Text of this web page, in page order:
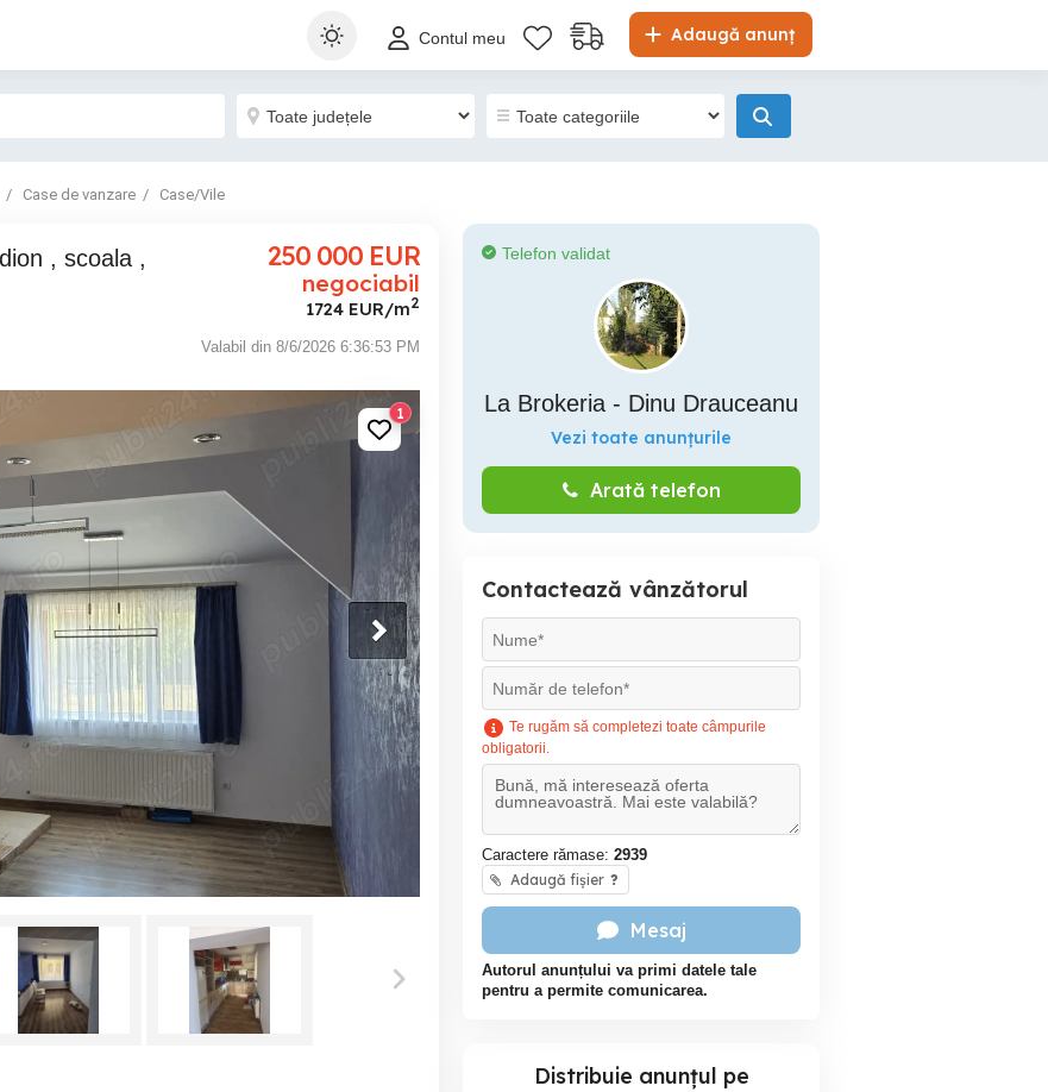
Adaugă anunț
Contul meu
Case de vanzare Case/Vile
250 000 EUR
negociabil
1724 EUR/m2
Valabil din 8/6/2026 6:36:53 PM
1
Telefon validat
La Brokeria - Dinu Drauceanu
Vezi toate anunțurile
Arată telefon
Contactează vânzătorul
Te rugăm să completezi toate câmpurile
obligatorii.
Caractere rămase: 2939
Adaugă fișier ?
Mesaj
Autorul anunțului va primi datele tale
pentru a permite comunicarea.
Distribuie anunțul pe